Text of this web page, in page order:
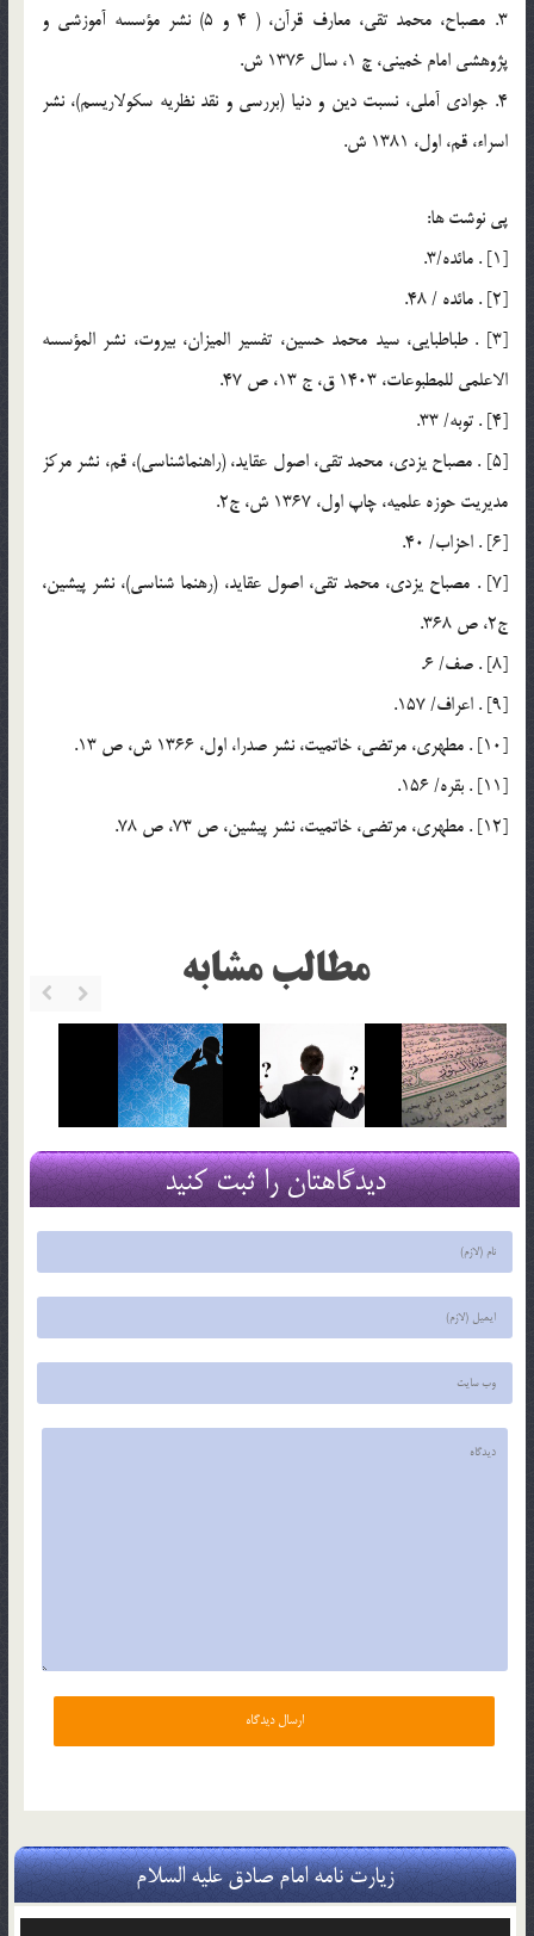
3. مصباح، محمد تقي، معارف قرآن، ( 4 و 5) نشر مؤسسه آموزشي و
پژوهشي امام خميني، چ 1، سال 1376 ش.
4. جوادي آملي، نسبت دين و دنيا (بررسي و نقد نظريه سكولاريسم)، نشر
اسراء، قم، اول، 1381 ش.
پي نوشت ها:
[1] . مائده/3.
[2] . مائده / 48.
[3] . طباطبايي، سيد محمد حسين، تفسير الميزان، بيروت، نشر المؤسسه
الاعلمي للمطبوعات، 1403 ق، ج 13، ص 47.
[4] . توبه/ 33.
[5] . مصباح يزدي، محمد تقي، اصول عقايد، (راهنماشناسي)، قم، نشر مركز
مديريت حوزه علميه، چاپ اول، 1367 ش، ج2.
[6] . احزاب/ 40.
[7] . مصباح يزدي، محمد تقي، اصول عقايد، (رهنما شناسي)، نشر پيشين،
ج2، ص 368.
[8] . صف/ 6.
[9] . اعراف/ 157.
[10] . مطهري، مرتضي، خاتميت، نشر صدرا، اول، 1366 ش، ص 13.
[11] . بقره/ 156.
[12] . مطهري، مرتضي، خاتميت، نشر پيشين، ص 73، ص 78.
مطالب مشابه
دیدگاهتان را ثبت کنید
زیارت نامه امام صادق علیه السلام